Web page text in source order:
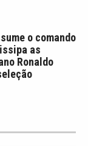
o comando
as
Ronaldo